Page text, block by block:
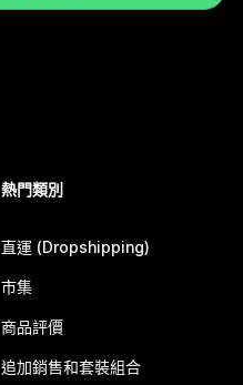
熱門類別
直運 (Dropshipping)
市集
商品評價
追加銷售和套裝組合